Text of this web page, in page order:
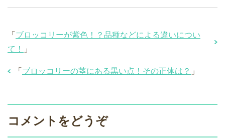
「 ブロッコリーが紫色！？品種などによる違いについ
て！
」
「 ブロッコリーの茎にある黒い点！その正体は？ 」
コメントをどうぞ